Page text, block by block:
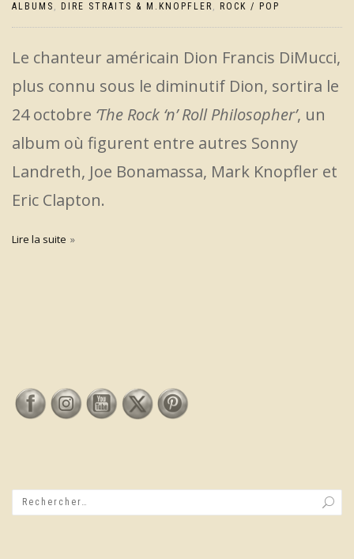
ALBUMS
DIRE STRAITS & M.KNOPFLER ROCK / POP
Le chanteur américain Dion Francis DiMucci,
plus connu sous le diminutif Dion, sortira le
24 octobre ‘The Rock ‘n’ Roll Philosopher’, un
album où figurent entre autres Sonny
Landreth, Joe Bonamassa, Mark Knopfler et
Eric Clapton.
Lire la suite